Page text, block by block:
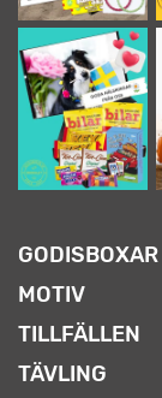
GODISBOXAR
MOTIV
TILLFÄLLEN
TÄVLING